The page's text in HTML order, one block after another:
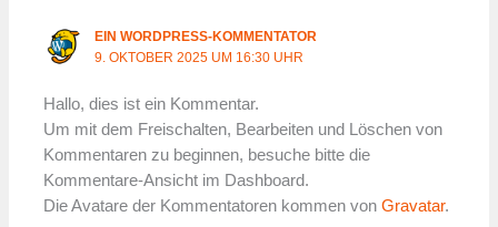
EIN WORDPRESS-KOMMENTATOR
9. OKTOBER 2025 UM 16:30 UHR
Hallo, dies ist ein Kommentar.
Um mit dem Freischalten, Bearbeiten und Löschen von
Kommentaren zu beginnen, besuche bitte die
Kommentare-Ansicht im Dashboard.
Die Avatare der Kommentatoren kommen vonGravatar.